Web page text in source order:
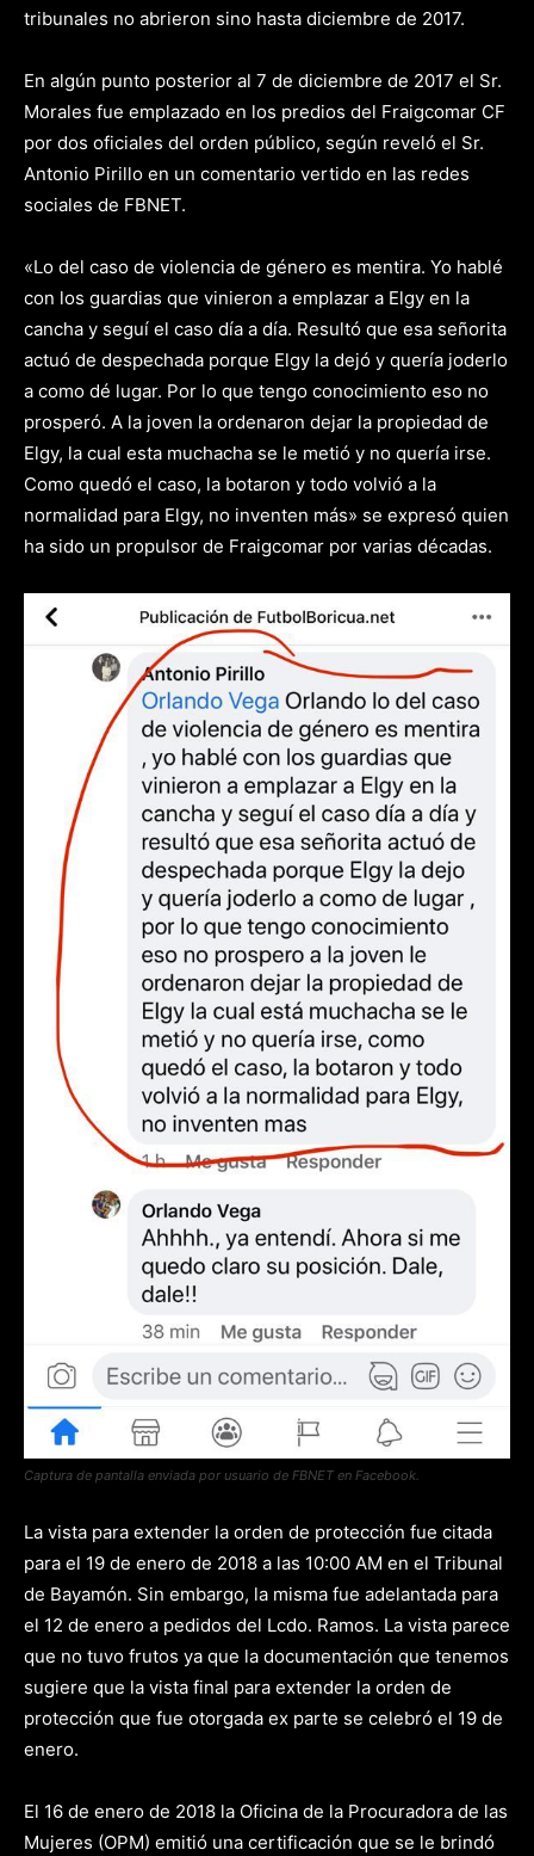
tribunales no abrieron sino hasta diciembre de 2017.
En algún punto posterior al 7 de diciembre de 2017 el Sr.
Morales fue emplazado en los predios del Fraigcomar CF
por dos oficiales del orden público, según reveló el Sr.
Antonio Pirillo en un comentario vertido en las redes
sociales de FBNET.
«Lo del caso de violencia de género es mentira. Yo hablé
con los guardias que vinieron a emplazar a Elgy en la
cancha y seguí el caso día a día. Resultó que esa señorita
actuó de despechada porque Elgy la dejó y quería joderlo
a como dé lugar. Por lo que tengo conocimiento eso no
prosperó. A la joven la ordenaron dejar la propiedad de
Elgy, la cual esta muchacha se le metió y no quería irse.
Como quedó el caso, la botaron y todo volvió a la
normalidad para Elgy, no inventen más» se expresó quien
ha sido un propulsor de Fraigcomar por varias décadas.
Captura de pantalla enviada por usuario de FBNET en Facebook.
La vista para extender la orden de protección fue citada
para el 19 de enero de 2018 a las 10:00 AM en el Tribunal
de Bayamón. Sin embargo, la misma fue adelantada para
el 12 de enero a pedidos del Lcdo. Ramos. La vista parece
que no tuvo frutos ya que la documentación que tenemos
sugiere que la vista final para extender la orden de
protección que fue otorgada ex parte se celebró el 19 de
enero.
El 16 de enero de 2018 la Oficina de la Procuradora de las
Mujeres (OPM) emitió una certificación que se le brindó